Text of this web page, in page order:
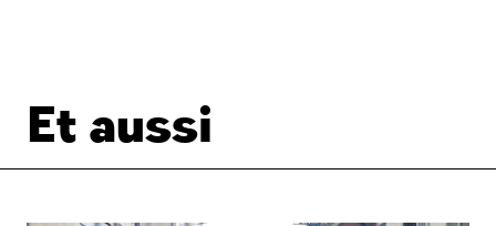
Et aussi